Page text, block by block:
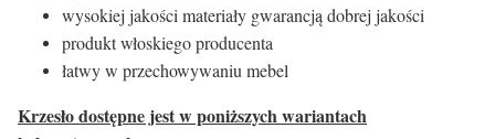
wysokiej jakości materiały gwarancją dobrej jakości
produkt włoskiego producenta
łatwy w przechowywaniu mebel
Krzesło dostępne jest w poniższych wariantach